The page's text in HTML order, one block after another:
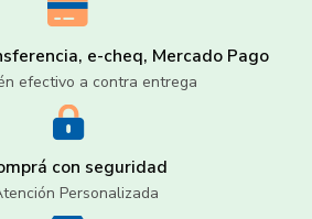
e-cheq, Mercado Pago
efectivo a contra entrega
con seguridad
Personalizada